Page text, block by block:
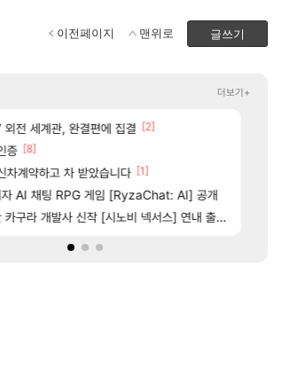
글쓰기
이전페이지 맨위로
근히 몬가 몬가인 신비 치어리더
함부로 가지 마라..
PTR) 악마술사 5경이 뜨네요
기 인검이라길래 뭔가했는데 [5]
면 필수로 알아야 할 것 [114]
더보기+
외전 세계관, 완결편에 집결
[2]
증 [8]
차계약하고 차 받았습니다 [1]
자 AI 채팅 RPG 게임 [RyzaChat: AI] 공개
구라 개발사 신작 [시노비 넥서스] 연내 출시 예정